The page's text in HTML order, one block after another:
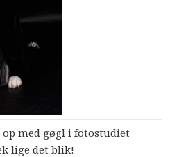
med gøgl i fotostudiet
lige det blik!